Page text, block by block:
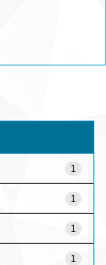
1
1
1
1